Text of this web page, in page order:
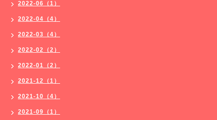
2022-06（1）
2022-04（4）
2022-03（4）
2022-02（2）
2022-01（2）
2021-12（1）
2021-10（4）
2021-09（1）